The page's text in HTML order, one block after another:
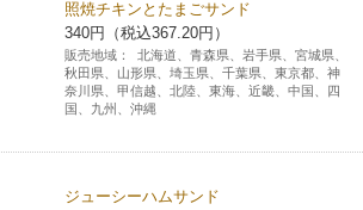
照焼チキンとたまごサンド
340円（税込367.20円）
販売地域：
北海道、青森県、岩手県、宮城県、
秋田県、山形県、埼玉県、千葉県、東京都、神
奈川県、甲信越、北陸、東海、近畿、中国、四
国、九州、沖縄
ジューシーハムサンド